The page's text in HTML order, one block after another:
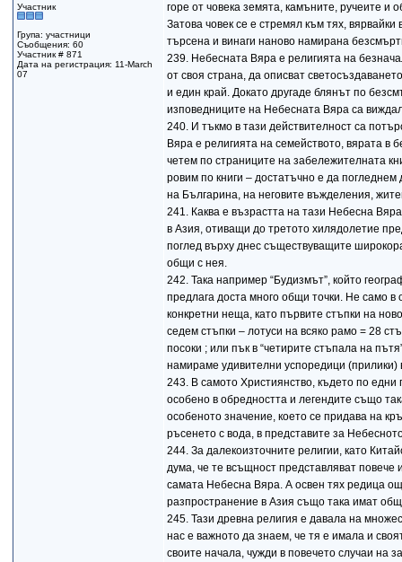
Участник
Група: участници
Съобщения: 60
Участник # 871
Дата на регистрация: 11-March
07
горе от човека земята, камъните, ручеите и
Затова човек се е стремял към тях,
търсена и винаги наново намирана
239. Небесната Вяра е религията на
от своя страна, да описват
и един край. Докато другаде блянът по
изповедниците на Небесната Вяра са
240. И тъкмо в тази действителност са
Вяра е религията на семейството, вярата в
четем по страниците на забележителната
ровим по книги – достатъчно е да
на Българина, на неговите въжделения,
241. Каква е възрастта на тази Небесна
в Азия, отиващи до третото хилядолетие
поглед върху днес съществуващите
общи с нея.
242. Така например “Будизмът”, който
предлага доста много общи точки. Не само
конкретни неща, като първите стъпки на
седем стъпки – лотуси на всяко рамо = 28
посоки ; или пък в “четирите стъпала на
намираме удивителни успоредици (прилики)
243. В самото Християнство, където по
особено в обредността и легендите също
особеното значение, което се придава на
ръсенето с вода, в представите за
244. За далекоизточните религии, като
дума, че те всъщност представляват
самата Небесна Вяра. А освен тях редица
разпространение в Азия също така имат
245. Тази древна религия е давала на
нас е важното да знаем, че тя е имала и
своите начала, чужди в повечето случаи на